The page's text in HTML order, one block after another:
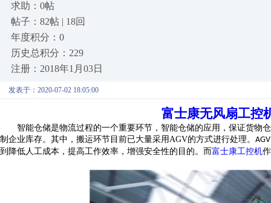
求助：0帖
帖子：82帖 | 18回
年度积分：0
历史总积分：229
注册：2018年1月03日
发表于：2020-07-02 18:05:00
富士康无风扇工控
智能仓储是物流过程的一个重要环节，智能仓储的应用，保证货物
制企业库存。其中，搬运环节目前已大量采用AGV的方式进行处理。 AGV
到 降低人工成本 ， 提高工作效率 ，增强安全性的目的。而富士康工控机